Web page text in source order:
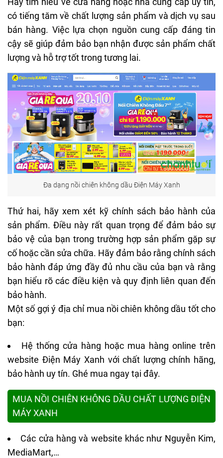
có tiếng tăm về chất lượng sản phẩm và dịch vụ sau
bán hàng. Việc lựa chọn nguồn cung cấp đáng tin
cậy sẽ giúp đảm bảo bạn nhận được sản phẩm chất
lượng và hỗ trợ tốt trong tương lai.
Đa dạng nồi chiên không dầu Điện Máy Xanh
Thứ hai, hãy xem xét kỹ chính sách bảo hành của
sản phẩm. Điều này rất quan trọng để đảm bảo sự
bảo vệ của bạn trong trường hợp sản phẩm gặp sự
cố hoặc cần sửa chữa. Hãy đảm bảo rằng chính sách
bảo hành đáp ứng đầy đủ nhu cầu của bạn và rằng
bạn hiểu rõ các điều kiện và quy định liên quan đến
bảo hành.
Một số gợi ý địa chỉ mua nồi chiên không dầu tốt cho
bạn:
Hệ thống cửa hàng hoặc mua hàng online trên
website Điện Máy Xanh với chất lượng chính hãng,
bảo hành uy tín. Ghé mua ngay tại đây.
MUA NỒI CHIÊN KHÔNG DẦU CHẤT LƯỢNG ĐIỆN
MÁY XANH
Các cửa hàng và website khác như Nguyễn Kim,
MediaMart,…